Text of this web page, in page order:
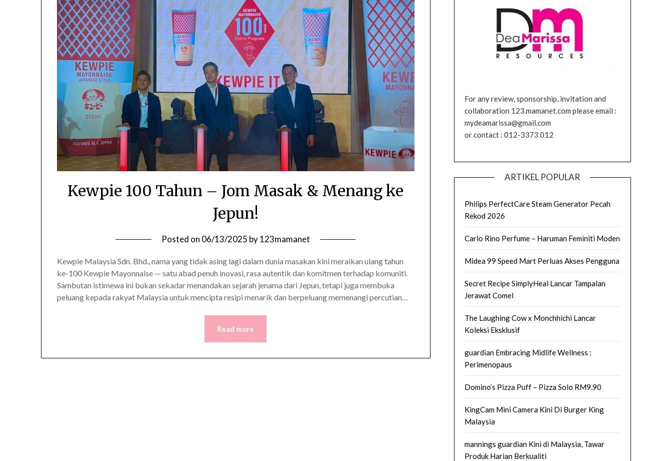
Kewpie 100 Tahun – Jom Masak & Menang ke
Jepun!
Posted on 06/13/2025 by123mamanet
Kewpie Malaysia Sdn. Bhd., nama yang tidak asing lagi dalam dunia masakan kini meraikan ulang tahun
ke-100 Kewpie Mayonnaise — satu abad penuh inovasi, rasa autentik dan komitmen terhadap komuniti.
Sambutan istimewa ini bukan sekadar menandakan sejarah jenama dari Jepun, tetapi juga membuka
peluang kepada rakyat Malaysia untuk mencipta resipi menarik dan berpeluang memenangi percutian…
Read more
For any review, sponsorship, invitation and
collaboration 123.mamanet.com please email :
mydeamarissa@gmail.com
or contact : 012-3373 012
ARTIKEL POPULAR
Philips PerfectCare Steam Generator Pecah
Rekod 2026
Carlo Rino Perfume – Haruman Feminiti Moden
Midea 99 Speed Mart Perluas Akses Pengguna
Secret Recipe SimplyHeal Lancar Tampalan
Jerawat Comel
The Laughing Cow x Monchhichi Lancar
Koleksi Eksklusif
guardian Embracing Midlife Wellness :
Perimenopaus
Domino’s Pizza Puff – Pizza Solo RM9.90
KingCam Mini Camera Kini Di Burger King
Malaysia
mannings guardian Kini di Malaysia, Tawar
Produk Harian Berkualiti